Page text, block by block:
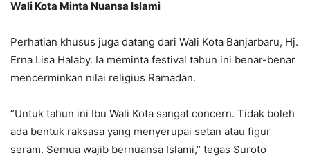
Wali Kota Minta Nuansa Islami
Perhatian khusus juga datang dari Wali Kota Banjarbaru, Hj.
Erna Lisa Halaby. Ia meminta festival tahun ini benar-benar
mencerminkan nilai religius Ramadan.
“Untuk tahun ini Ibu Wali Kota sangat concern. Tidak boleh
ada bentuk raksasa yang menyerupai setan atau figur
seram. Semua wajib bernuansa Islami,” tegas Suroto